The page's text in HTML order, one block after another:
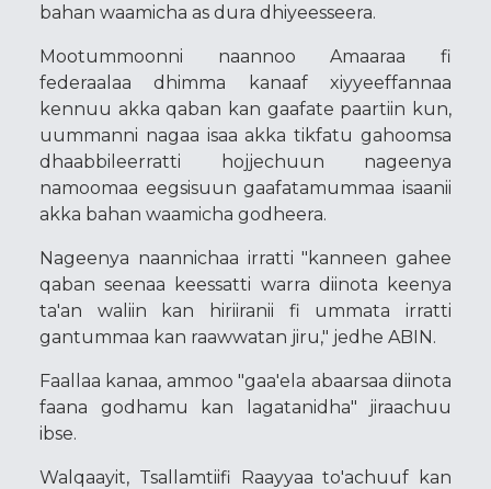
bahan waamicha as dura dhiyeesseera.
Mootummoonni naannoo Amaaraa fi
federaalaa dhimma kanaaf xiyyeeffannaa
kennuu akka qaban kan gaafate paartiin kun,
uummanni nagaa isaa akka tikfatu gahoomsa
dhaabbileerratti hojjechuun nageenya
namoomaa eegsisuun gaafatamummaa isaanii
akka bahan waamicha godheera.
Nageenya naannichaa irratti "kanneen gahee
qaban seenaa keessatti warra diinota keenya
ta'an waliin kan hiriiranii fi ummata irratti
gantummaa kan raawwatan jiru," jedhe ABIN.
Faallaa kanaa, ammoo "gaa'ela abaarsaa diinota
faana godhamu kan lagatanidha" jiraachuu
ibse.
Walqaayit, Tsallamtiifi Raayyaa to'achuuf kan